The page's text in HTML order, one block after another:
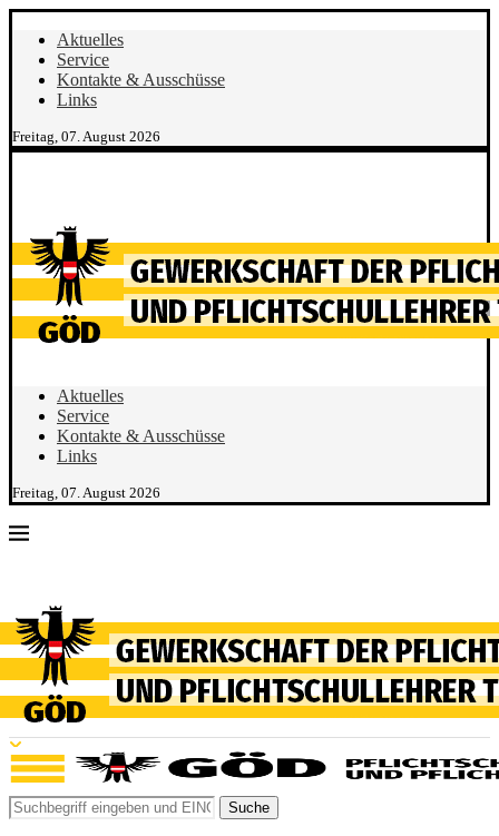
Aktuelles
Service
Kontakte & Ausschüsse
Links
Freitag, 07. August 2026
Aktuelles
Service
Kontakte & Ausschüsse
Links
Freitag, 07. August 2026
Suche